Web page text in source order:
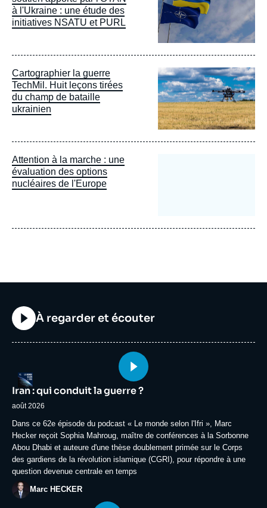
à l'Ukraine : une étude des
initiatives NSATU et PURL
Cartographier la guerre
TechMil. Huit leçons tirées
du champ de bataille
ukrainien
Image
principale
Attention à la marche : une
évaluation des options
nucléaires de l'Europe
Titre
À regarder et écouter
Logo
Image
principale
médiatique
Iran : qui conduit la guerre ?
août 2026
Accroche
Dans ce 62e épisode du podcast « Le monde selon l'Ifri », Marc
Hecker reçoit Sophia Mahroug, maître de conférences à la Sorbonne
Abou Dhabi et auteure d'une thèse doublement primée sur le Corps
des gardiens de la révolution islamique (CGRI), pour répondre à une
question devenue centrale en temps
PhotoMarc HECKER